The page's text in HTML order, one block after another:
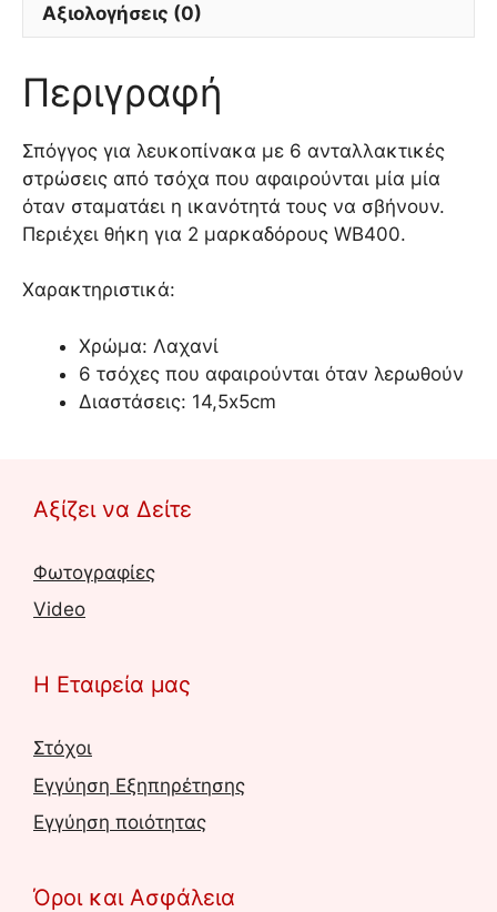
Αξιολογήσεις (0)
Περιγραφή
Σπόγγος για λευκοπίνακα με 6 ανταλλακτικές
στρώσεις από τσόχα που αφαιρούνται μία μία
όταν σταματάει η ικανότητά τους να σβήνουν.
Περιέχει θήκη για 2 μαρκαδόρους WB400.
Χαρακτηριστικά:
Χρώμα: Λαχανί
6 τσόχες που αφαιρούνται όταν λερωθούν
Διαστάσεις: 14,5x5cm
Αξίζει να Δείτε
Φωτογραφίες
Video
Η Εταιρεία μας
Στόχοι
Εγγύηση Εξηπηρέτησης
Εγγύηση ποιότητας
Όροι και Ασφάλεια